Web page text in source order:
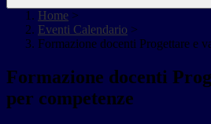
Home >
Eventi Calendario >
Formazione docenti Progettare e
Formazione docenti
per competenze